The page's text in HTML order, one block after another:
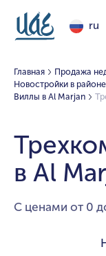
ru
Главная
Продажа
Новостройки в
Виллы в Al Marjan
в Al
С ценами от 0